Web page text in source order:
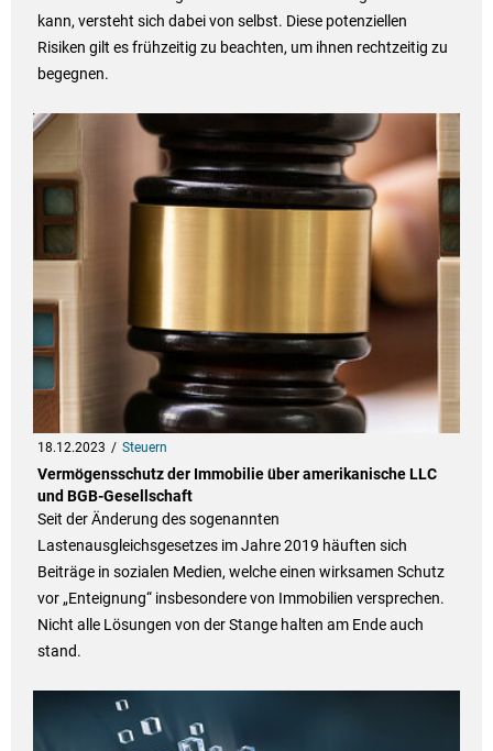
kann, versteht sich dabei von selbst. Diese potenziellen
Risiken gilt es frühzeitig zu beachten, um ihnen rechtzeitig zu
begegnen.
18.12.2023 Steuern
Vermögensschutz der Immobilie über amerikanische LLC
und BGB-Gesellschaft
Seit der Änderung des sogenannten
Lastenausgleichsgesetzes im Jahre 2019 häuften sich
Beiträge in sozialen Medien, welche einen wirksamen Schutz
vor „Enteignung“ insbesondere von Immobilien versprechen.
Nicht alle Lösungen von der Stange halten am Ende auch
stand.